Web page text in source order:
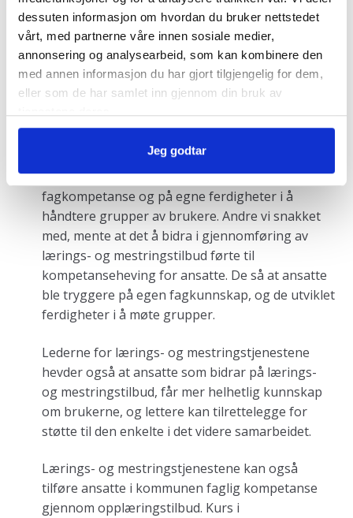
dessuten informasjon om hvordan du bruker nettstedet
vårt, med partnerne våre innen sosiale medier,
annonsering og analysearbeid, som kan kombinere den
med annen informasjon du har gjort tilgjengelig for dem,
eller som de har samlet inn gjennom din bruk av
Jeg godtar
utvikling av andre tjenester og tilbud.
Kan øke ansattes kompetanse
Noen av lederne som ble intervjuet, sa at mange
usikkerhet knyttet til å bidra inn i lærings- og
mestringstilbud. Enkelte føler seg usikre på egen
fagkompetanse og på egne ferdigheter i å
håndtere grupper av brukere. Andre vi snakket
med, mente at det å bidra i gjennomføring av
lærings- og mestringstilbud førte til
kompetanseheving for ansatte. De så at ansatte
ble tryggere på egen fagkunnskap, og de utviklet
ferdigheter i å møte grupper.
Lederne for lærings- og mestringstjenestene
hevder også at ansatte som bidrar på lærings-
og mestringstilbud, får mer helhetlig kunnskap
om brukerne, og lettere kan tilrettelegge for
støtte til den enkelte i det videre samarbeidet.
Lærings- og mestringstjenestene kan også
tilføre ansatte i kommunen faglig kompetanse
gjennom opplæringstilbud. Kurs i